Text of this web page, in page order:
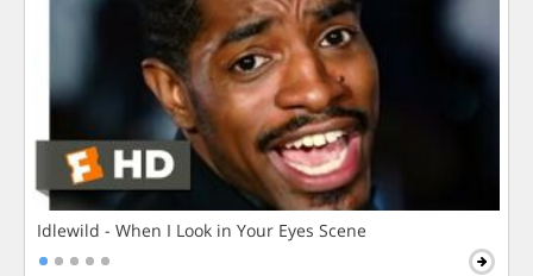
Idlewild - When I Look in Your Eyes Scene